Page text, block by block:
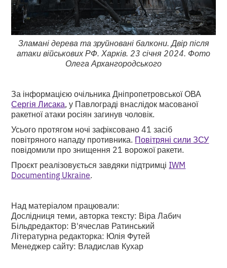
Зламані дерева та зруйновані балкони. Двір після
атаки військових РФ. Харків. 23 січня 2024. Фото
Олега Архангородського
За інформацією очільника Дніпропетровської ОВА
Сергія Лисака, у Павлограді внаслідок масованої
ракетної атаки росіян загинув чоловік.
Усього протягом ночі зафіксовано 41 засіб
повітряного нападу противника. Повітряні сили ЗСУ
повідомили про знищення 21 ворожої ракети.
Проєкт реалізовується завдяки підтримці IWM
Documenting Ukraine.
Над матеріалом працювали:
Дослідниця теми, авторка тексту: Віра Лабич
Більдредактор: В'ячеслав Ратинський
Літературна редакторка: Юлія Футей
Менеджер сайту: Владислав Кухар